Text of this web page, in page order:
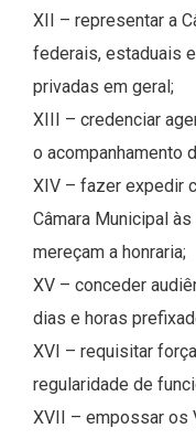
XII – representar a
federais, estaduais
privadas em geral;
XIII – credenciar
o acompanhamento
XIV – fazer expedir
Câmara Municipal
mereçam a honraria;
XV – conceder
dias e horas
XVI – requisitar
regularidade de
XVII – empossar os